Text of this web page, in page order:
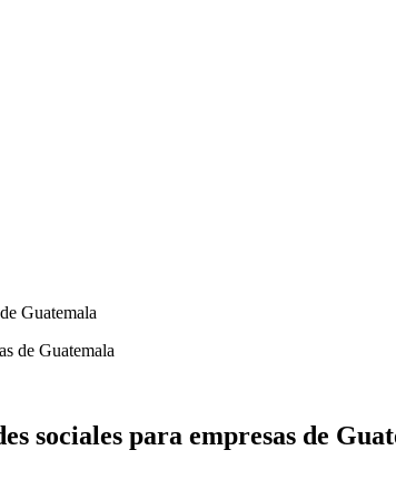
Guatemala
sociales para empresas de